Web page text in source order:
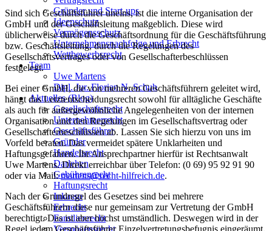
Gründer und Start-ups
Ideenschutz
Vermögensschutz
Unternehmensnachfolge und Erbrecht
Wettbewerbsrecht
Team
Uwe Martens
Dipl. Jur. Florian N. Schuh
Aktuelles (Blog)
Gesellschaftsrecht
Unternehmerrecht
Geschäftsführer
Gründer
Handelsrecht
Darlehen
Gebührenrecht
Haftungsrecht
Inkasso
Erbrecht
Familienrecht
Vermögensrecht
Sind sich Geschäftsführer uneins, ist die interne Organisation der
GmbH und der Geschäftsleitung maßgeblich. Diese wird
üblicherweise durch die Geschäftsordnung für die Geschäftsführung
bzw. Geschäftsleitung, durch die Regelungen des
Gesellschaftsvertrages oder von Gesellschafterbeschlüssen
festgelegt.
Bei einer GmbH, die von mehreren Geschäftsführern geleitet wird,
hängt das Letztentscheidungsrecht sowohl für alltägliche Geschäfte
als auch für außergewöhnliche Angelegenheiten von der internen
Organisation und den Regelungen im Gesellschaftsvertrag oder
Gesellschafterbeschlüssen ab. Lassen Sie sich hierzu von uns im
Vorfeld beraten. Das vermeidet spätere Unklarheiten und
Haftungsgefahren. Ihr Ansprechpartner hierfür ist Rechtsanwalt
Uwe Martens. Direkt erreichbar über Telefon: (0 69) 95 92 91 90
oder via Mail:martens@recht-hilfreich.de.
Nach der Grundregel des Gesetzes sind bei mehrere
Geschäftsführern diese nur gemeinsam zur Vertretung der GmbH
berechtigt. Das ist aber höchst umständlich. Deswegen wird in der